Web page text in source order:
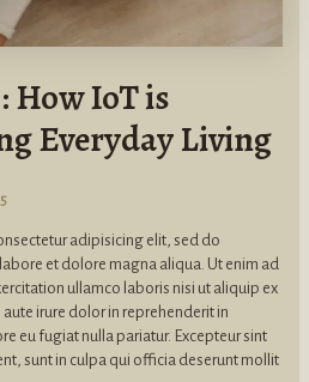
How IoT is
Everyday Living
adipisicing elit, sed do
et dolore magna aliqua. Ut enim ad
ullamco laboris nisi ut aliquip ex
irure dolor in reprehenderit in
eu fugiat nulla pariatur. Excepteur sint
sunt in culpa qui officia deserunt mollit